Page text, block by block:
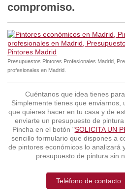
compromiso.
Presupuestos Pintores Profesionales Madrid,
profesionales en Madrid.
Cuéntanos que idea tienes
Simplemente tienes que enviarnos,
que quieres hacer en tu casa y de
enviarte un presupuesto de
Pincha en el botón "SOLICITA UN
sencillo formulario que dispones a
de pintores económicos lo analizará
presupuesto de pintura sin
Teléfono de